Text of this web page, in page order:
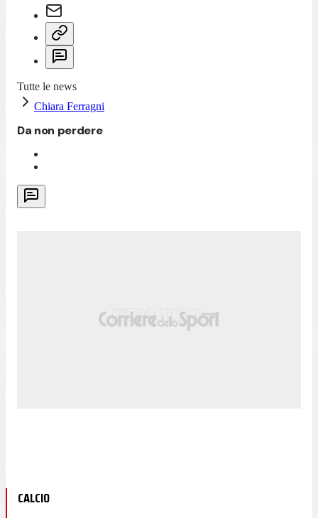
Tutte le news
Chiara Ferragni
Da non perdere
CALCIO